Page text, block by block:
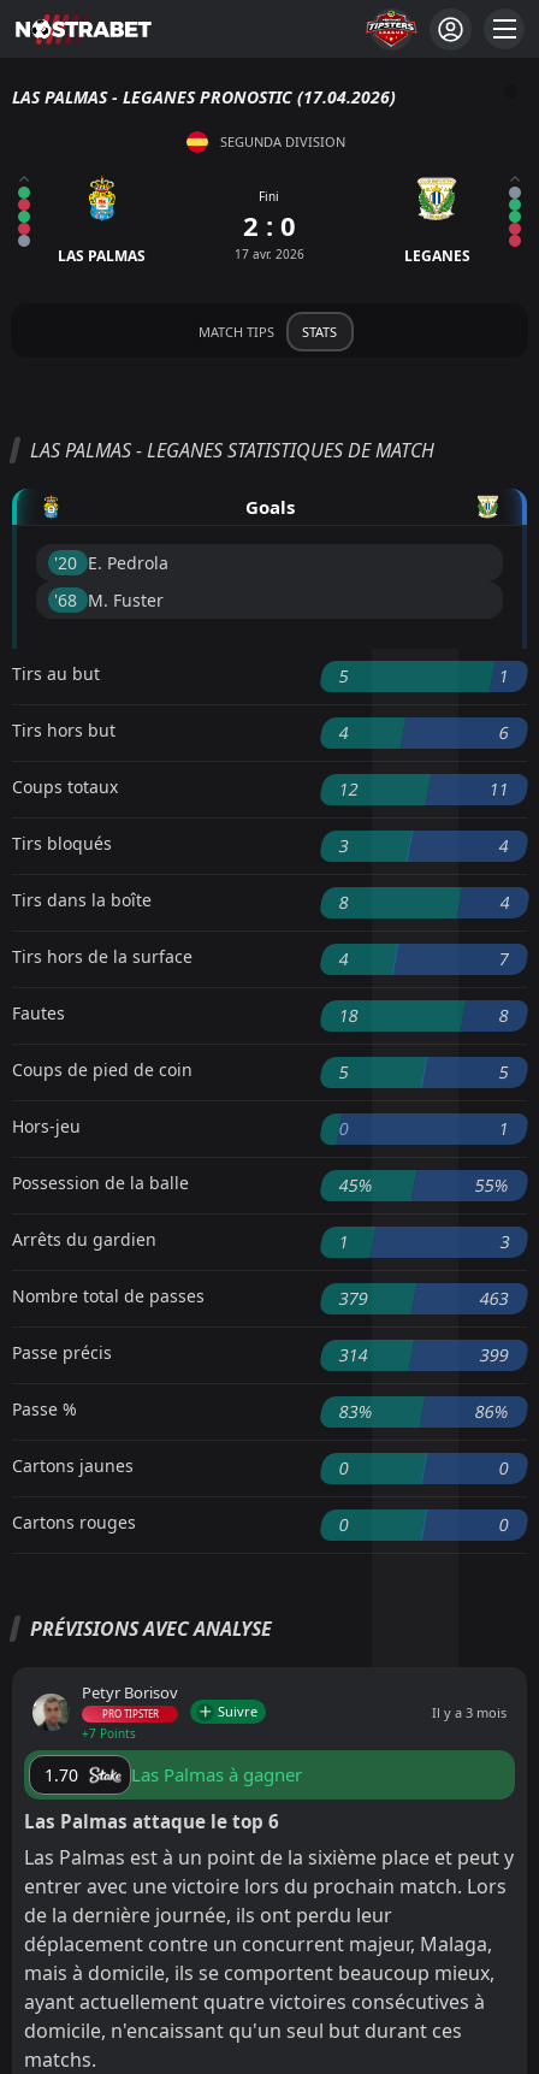
LAS PALMAS - LEGANES PRONOSTIC (17.04.2026)
SEGUNDA DIVISION
LAS PALMAS
Fini
2 : 0
17 avr. 2026 LEGANES
MATCH TIPS STATS
LAS PALMAS - LEGANES STATISTIQUES DE MATCH
Goals
'20 ︎ E. Pedrola
'68 ︎ M. Fuster
Tirs au but 5 1
Tirs hors but 4 6
Coups totaux 12 11
Tirs bloqués 3 4
Tirs dans la boîte 8 4
Tirs hors de la surface 4 7
Fautes 18 8
Coups de pied de coin 5 5
Hors-jeu 0 1
Possession de la balle 45% 55%
Arrêts du gardien 1 3
Nombre total de passes 379 463
Passe précis 314 399
Passe % 83% 86%
Cartons jaunes 0 0
Cartons rouges 0 0
PRÉVISIONS AVEC ANALYSE
Petyr Borisov
PRO TIPSTER
+7 Points
Suivre Il y a 3 mois
1.70
Las Palmas à gagner
Las Palmas attaque le top 6
Las Palmas est à un point de la sixième place et peut y
entrer avec une victoire lors du prochain match. Lors
de la dernière journée, ils ont perdu leur
déplacement contre un concurrent majeur, Malaga,
mais à domicile, ils se comportent beaucoup mieux,
ayant actuellement quatre victoires consécutives à
domicile, n'encaissant qu'un seul but durant ces
matchs.